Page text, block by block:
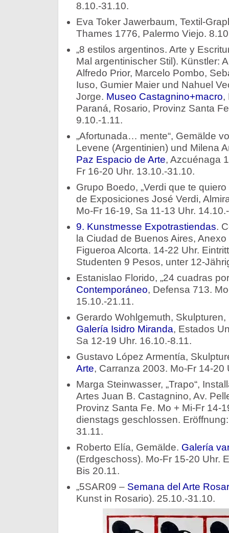
8.10.-31.10.
Eva Toker Jawerbaum, Textil-
Thames 1776, Palermo Viejo.
„8 estilos argentinos. Arte y
Mal argentinischer Stil). Künstler:
Alfredo Prior, Marcelo Pombo,
Iuso, Gumier Maier und Nahuel
Jorge. Museo Castagnino+macro,
Paraná, Rosario, Provinz Santa
9.10.-1.11.
„Afortunada… mente“, Gemälde
Levene (Argentinien) und Milena
Paz Espacio de Arte, Azcuénaga
Fr 16-20 Uhr. 13.10.-31.10.
Grupo Boedo, „Verdi que te
de Exposiciones José Verdi,
Mo-Fr 16-19, Sa 11-13 Uhr.
9. Kunstmesse Expotrastiendas.
la Ciudad de Buenos Aires,
Figueroa Alcorta. 14-22 Uhr.
Studenten 9 Pesos, unter 12-
Estanislao Florido, „24 cuadras
Contemporáneo, Defensa 713.
15.10.-21.11.
Gerardo Wohlgemuth,
Galería Isidro Miranda, Estados
Sa 12-19 Uhr. 16.10.-8.11.
Gustavo López Armentía,
Arte, Carranza 2003. Mo-Fr 14-20
Marga Steinwasser, „Trapo“,
Artes Juan B. Castagnino, Av.
Provinz Santa Fe. Mo + Mi-Fr 14-
dienstags geschlossen.
31.11.
Roberto Elía, Gemälde. Galería
(Erdgeschoss). Mo-Fr 15-20 Uhr.
Bis 20.11.
„5SAR09 – Semana del Arte
Kunst in Rosario). 25.10.-31.10.